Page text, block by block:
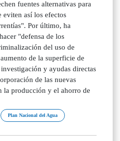
fuentes alternativas para
eviten así los efectos
Por último, ha
"defensa de los
del uso de
de la superficie de
y ayudas directas
de las nuevas
la producción y el ahorro de
Plan Nacional del Agua